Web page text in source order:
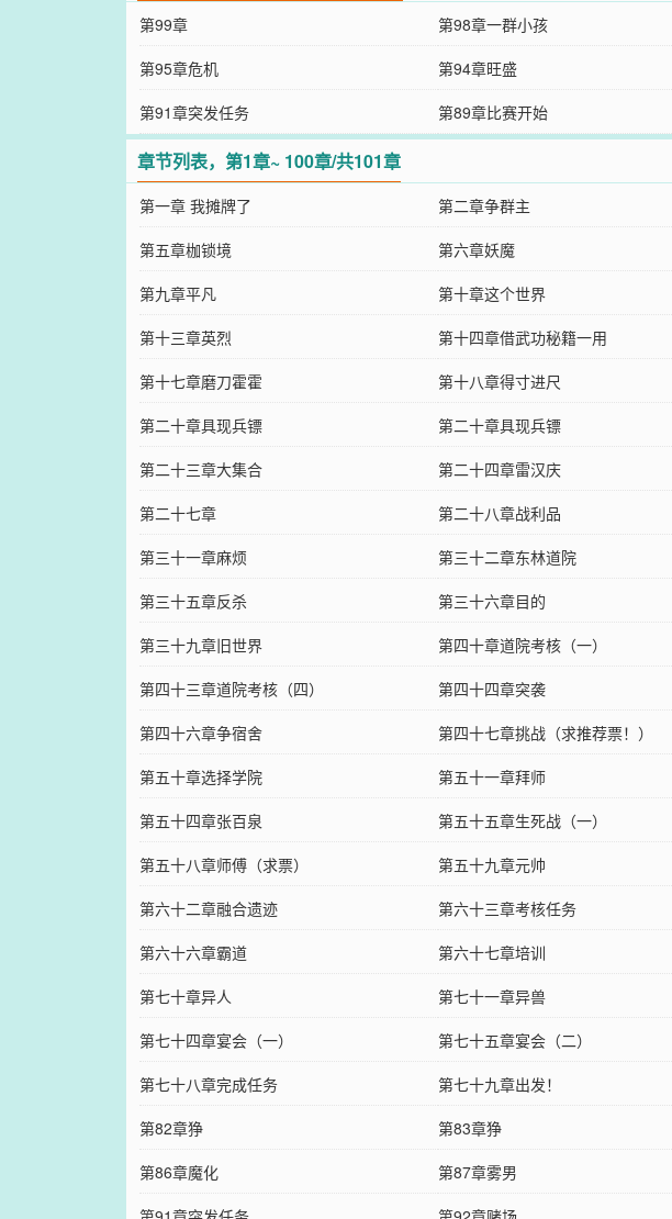
第99章 第98章一群小孩
第95章危机
第94章旺盛
第91章突发任务
第89章比赛开始
章节列表，第1章~ 100章/共101章
第一章 我摊牌了 第二章争群主
第五章枷锁境
第六章妖魔
第九章平凡
第十章这个世界
第十三章英烈
第十四章借武功秘籍一用
第十七章磨刀霍霍
第十八章得寸进尺
第二十章具现兵镖
第二十章具现兵镖
第二十三章大集合
第二十四章雷汉庆
第二十七章
第二十八章战利品
第三十一章麻烦
第三十二章东林道院
第三十五章反杀
第三十六章目的
第三十九章旧世界
第四十章道院考核（一）
第四十三章道院考核（四）
第四十四章突袭
第四十六章争宿舍
第四十七章挑战（求推荐票！）
第五十章选择学院
第五十一章拜师
第五十四章张百泉
第五十五章生死战（一）
第五十八章师傅（求票）
第五十九章元帅
第六十二章融合遗迹
第六十三章考核任务
第六十六章霸道
第六十七章培训
第七十章异人
第七十一章异兽
第七十四章宴会（一）
第七十五章宴会（二）
第七十八章完成任务
第七十九章出发！
第82章狰
第83章狰
第86章魔化
第87章雾男